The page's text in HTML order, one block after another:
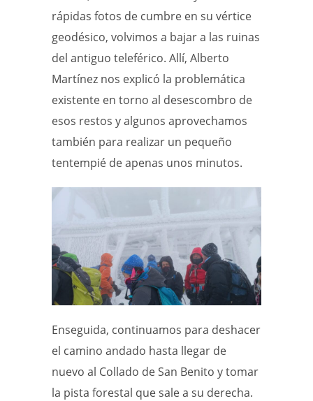
rápidas fotos de cumbre en su vértice
geodésico, volvimos a bajar a las ruinas
del antiguo teleférico. Allí, Alberto
Martínez nos explicó la problemática
existente en torno al desescombro de
esos restos y algunos aprovechamos
también para realizar un pequeño
tentempié de apenas unos minutos.
Enseguida, continuamos para deshacer
el camino andado hasta llegar de
nuevo al Collado de San Benito y tomar
la pista forestal que sale a su derecha.